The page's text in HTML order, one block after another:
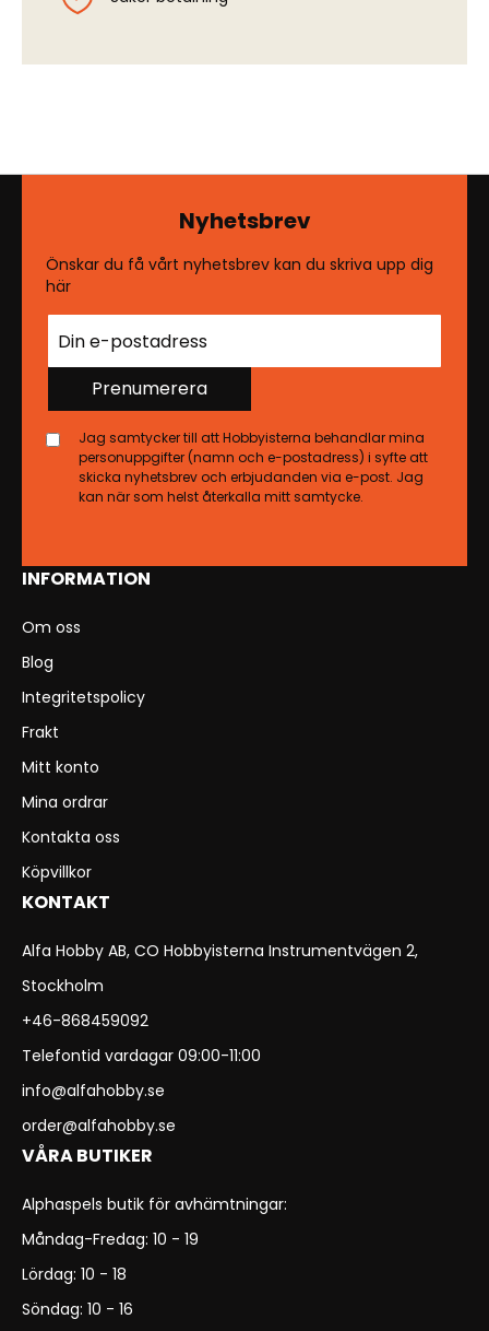
INFORMATION
Om oss
Blog
Integritetspolicy
Frakt
Mitt konto
Mina ordrar
Kontakta oss
Köpvillkor
KONTAKT
Alfa Hobby AB, CO Hobbyisterna Instrumentvägen 2,
Stockholm
+46-868459092
Telefontid vardagar 09:00-11:00
info@alfahobby.se
order@alfahobby.se
VÅRA BUTIKER
Alphaspels butik för avhämtningar:
Måndag-Fredag: 10 - 19
Lördag: 10 - 18
Söndag: 10 - 16
Nyhetsbrev
Önskar du få vårt nyhetsbrev kan du skriva upp dig
här
Prenumerera
Jag samtycker till att Hobbyisterna behandlar mina
personuppgifter (namn och e-postadress) i syfte att
skicka nyhetsbrev och erbjudanden via e-post. Jag
kan när som helst återkalla mitt samtycke.